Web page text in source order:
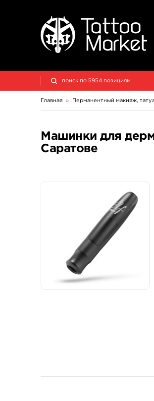
Главная » Перманентный макияж,
Машинки для
Саратове